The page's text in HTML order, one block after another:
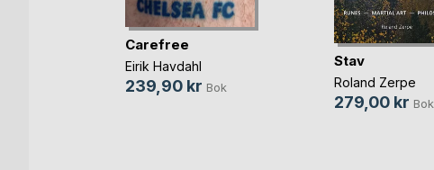
Carefree
Eirik Havdahl
239,90 kr Bok
Stav
Roland Zerpe
279,00 kr Bok